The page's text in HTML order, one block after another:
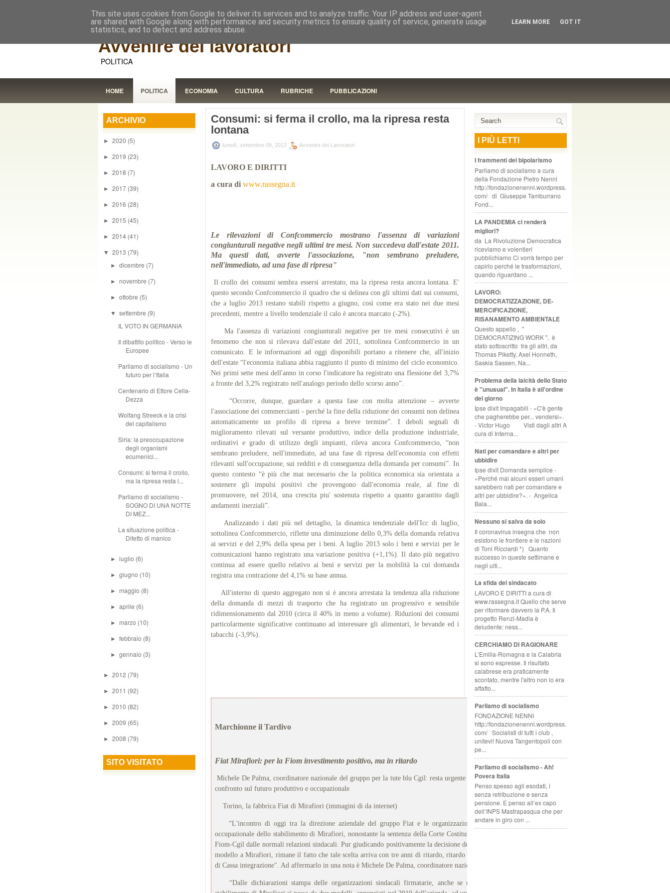
RISTORANTE COOPERATIVO, ZURIGO
Avvenire dei lavoratori
POLITICA
HOME POLITICA ECONOMIA CULTURA RUBRICHE PUBBLICAZIONI
ARCHIVIO
► 2020 (5)
► 2019 (23)
► 2018 (7)
► 2017 (39)
► 2016 (28)
► 2015 (45)
► 2014 (41)
▼ 2013 (79)
►dicembre (7)
►novembre (7)
►ottobre (5)
▼settembre (9)
IL VOTO IN GERMANIA
Il dibattito politico - Verso le
Europee
Parliamo di socialismo - Un
futuro per l’Italia
Centenario di Ettore Cella-
Dezza
Wolfang Streeck e la crisi
del capitalismo
Siria: la preoccupazione
degli organismi
ecumenici...
Consumi: si ferma il crollo,
ma la ripresa resta l...
Parliamo di socialismo -
SOGNO DI UNA NOTTE
DI MEZ...
La situazione politica -
Difetto di manico
► luglio (6)
►giugno (10)
► maggio (8)
►aprile (6)
► marzo (10)
►febbraio (8)
►gennaio (3)
► 2012 (79)
► 2011 (92)
► 2010 (82)
► 2009 (65)
► 2008 (79)
SITO VISITATO
Consumi: si ferma il crollo, ma la ripresa resta
lontana
lunedì, settembre 09, 2013 Avvenire dei Lavoratori
LAVORO E DIRITTI
a cura di www.rassegna.it
Le rilevazioni di Confcommercio mostrano l'assenza di variazioni
congiunturali negative negli ultimi tre mesi. Non succedeva dall'estate 2011.
Ma questi dati, avverte l'associazione, "non sembrano preludere,
nell'immediato, ad una fase di ripresa"
Il crollo dei consumi sembra essersi arrestato, ma la ripresa resta ancora lontana. E'
questo secondo Confcommercio il quadro che si delinea con gli ultimi dati sui consumi,
che a luglio 2013 restano stabili rispetto a giugno, così come era stato nei due mesi
precedenti, mentre a livello tendenziale il calo è ancora marcato (-2%).
Ma l'assenza di variazioni congiunturali negative per tre mesi consecutivi è un
fenomeno che non si rilevava dall'estate del 2011, sottolinea Confcommercio in un
comunicato. E le informazioni ad oggi disponibili portano a ritenere che, all'inizio
dell'estate “l'economia italiana abbia raggiunto il punto di minimo del ciclo economico.
Nei primi sette mesi dell'anno in corso l'indicatore ha registrato una flessione del 3,7%
a fronte del 3,2% registrato nell'analogo periodo dello scorso anno”.
“Occorre, dunque, guardare a questa fase con molta attenzione – avverte
l'associazione dei commercianti - perché la fine della riduzione dei consumi non delinea
automaticamente un profilo di ripresa a breve termine”. I deboli segnali di
miglioramento rilevati sul versante produttivo, indice della produzione industriale,
ordinativi e grado di utilizzo degli impianti, rileva ancora Confcommercio, “non
sembrano preludere, nell'immediato, ad una fase di ripresa dell'economia con effetti
rilevanti sull'occupazione, sui redditi e di conseguenza della domanda per consumi”. In
questo contesto “è più che mai necessario che la politica economica sia orientata a
sostenere gli impulsi positivi che provengono dall'economia reale, al fine di
promuovere, nel 2014, una crescita piu' sostenuta rispetto a quanto garantito dagli
andamenti inerziali”.
Analizzando i dati più nel dettaglio, la dinamica tendenziale dell'Icc di luglio,
sottolinea Confcommercio, riflette una diminuzione dello 0,3% della domanda relativa
ai servizi e del 2,9% della spesa per i beni. A luglio 2013 solo i beni e servizi per le
comunicazioni hanno registrato una variazione positiva (+1,1%). Il dato più negativo
continua ad essere quello relativo ai beni e servizi per la mobilità la cui domanda
registra una contrazione del 4,1% su base annua.
All'interno di questo aggregato non si è ancora arrestata la tendenza alla riduzione
della domanda di mezzi di trasporto che ha registrato un progressivo e sensibile
ridimensionamento dal 2010 (circa il 40% in meno a volume). Riduzioni dei consumi
particolarmente significative continuano ad interessare gli alimentari, le bevande ed i
tabacchi (-3,9%).
Marchionne il Tardivo
Fiat Mirafiori: per la Fiom investimento positivo, ma in ritardo
Michele De Palma, coordinatore nazionale del gruppo per la tute blu Cgil: resta urgente che il Governo convochi azienda e sindacati per avviare un
confronto sul futuro produttivo e occupazionale
Torino, la fabbrica Fiat di Mirafiori (immagini di da internet)
“L'incontro di oggi tra la direzione aziendale del gruppo Fiat e le organizzazioni sindacali firmatarie del Ccsl sul futuro produttivo ed
occupazionale dello stabilimento di Mirafiori, nonostante la sentenza della Corte Costituzionale, ha confermato, ancora una volta, l'esclusione della
Fiom-Cgil dalle normali relazioni sindacali. Pur giudicando positivamente la decisione della Direzione aziendale di investire per la produzione di un
modello a Mirafiori, rimane il fatto che tale scelta arriva con tre anni di ritardo, ritardo che i lavoratori hanno pagato con decine di migliaia di ore
di Cassa integrazione". Ad affermarlo in una nota è Michele De Palma, coordinatore nazionale per la Fiom-Cgil del gruppo Fiat.
“Dalle dichiarazioni stampa delle organizzazioni sindacali firmatarie, anche se nel comunicato congiunto non se ne trova traccia, sullo
I PIÙ LETTI
I frammenti del bipolarismo
Parliamo di socialismo a cura
della Fondazione Pietro Nenni
http://fondazionenenni.wordpress.
com/ di Giuseppe Tamburrano
Fond...
LA PANDEMIA ci renderà
migliori?
da La Rivoluzione Democratica
riceviamo e volentieri
pubblichiamo Ci vorrà tempo per
capirlo perché le trasformazioni,
quando riguardano ...
LAVORO:
DEMOCRATIZZAZIONE, DE-
MERCIFICAZIONE,
RISANAMENTO AMBIENTALE
Questo appello , "
DEMOCRATIZING WORK ", è
stato sottoscritto tra gli altri, da
Thomas Piketty, Axel Honneth,
Saskia Sassen, Na...
Problema della laicità dello Stato
è "unusual". In Italia è all'ordine
del giorno
Ipse dixit Impagabili - «C'è gente
che pagherebbe per... vendersi».
- Victor Hugo Visti dagli altri A
cura di Interna...
Nati per comandare e altri per
ubbidire
Ipse dixit Domanda semplice -
«Perché mai alcuni esseri umani
sarebbero nati per comandare e
altri per ubbidire?». - Angelica
Bala...
Nessuno si salva da solo
Il coronavirus insegna che non
esistono le frontiere e le nazioni
di Toni Ricciardi *) Quanto
successo in queste settimane e
negli ulti...
La sfida del sindacato
LAVORO E DIRITTI a cura di
www.rassegna.it Quello che serve
per riformare davvero la P.A. Il
progetto Renzi-Madia è
deludente: ness...
CERCHIAMO DI RAGIONARE
L'Emilia-Romagna e la Calabria
si sono espresse. Il risultato
calabrese era praticamente
scontato, mentre l'altro non lo era
affatto...
Parliamo di socialismo
FONDAZIONE NENNI
http://fondazionenenni.wordpress.
com/ Socialisti di tutti i club ,
unitevi! Nuova Tangentopoli con
pe...
Parliamo di socialismo - Ah!
Povera Italia
Penso spesso agli esodati, i
senza retribuzione e senza
pensione. E penso all’ex capo
dell’INPS Mastrapasqua che per
andare in giro con ...
This site uses cookies from Google to deliver its services and to analyze traffic. Your IP address and user-agent
are shared with Google along with performance and security metrics to ensure quality of service, generate usage
statistics, and to detect and address abuse.
LEARN MORE GOT IT